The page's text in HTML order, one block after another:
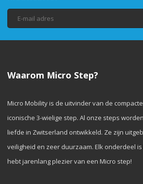
Waarom Micro Step?
Micro Mobility is de uitvinder van de
iconische 3-wielige step. Al onze steps
liefde in Zwitserland ontwikkeld. Ze zijn
veiligheid en zeer duurzaam. Elk onderdeel is
hebt jarenlang plezier van een Micro step!